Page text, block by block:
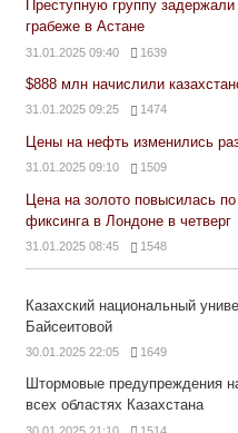
Преступную группу
грабеже в Астане
31.01.2025 09:40 1639
$888 млн начислили
31.01.2025 09:25 1474
Цены на нефть изменились
31.01.2025 09:10 1509
Цена на золото повысилась
фиксинга в Лондоне в четверг
31.01.2025 08:45 1548
Казахский национальный
Байсеитовой
30.01.2025 22:05 1649
Штормовые предупреждения
всех областях Казахстана